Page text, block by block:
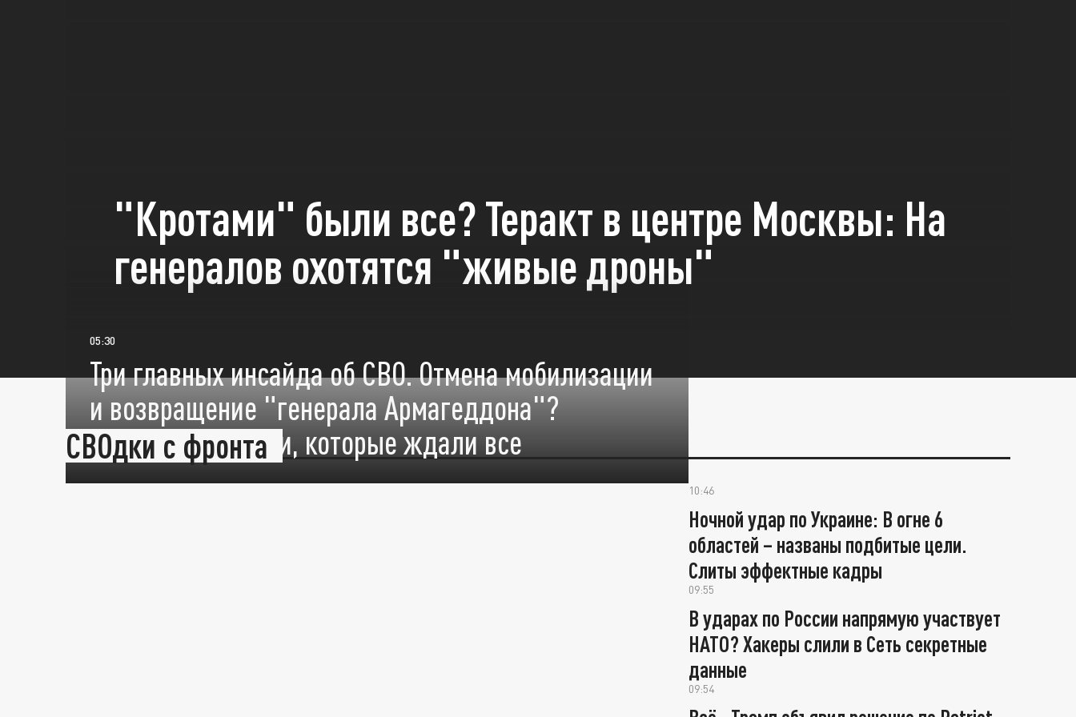
"Кротами" были все? Теракт в центре Москвы: На
генералов охотятся "живые дроны"
СВОдки с фронта
05:30
Три главных инсайда об СВО. Отмена мобилизации
и возвращение "генерала Армагеддона"?
Отличные новости, которые ждали все
10:46
Ночной удар по Украине: В огне 6
областей – названы подбитые цели.
Слиты эффектные кадры
09:55
В ударах по России напрямую участвует
НАТО? Хакеры слили в Сеть секретные
данные
09:54